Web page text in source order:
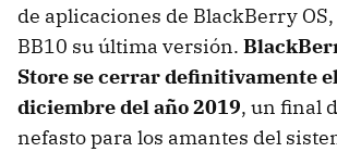
de aplicaciones de BlackBerry
BB10 su última versión.
Store se cerrar definitivamente
diciembre del año 2019, un final
nefasto para los amantes del